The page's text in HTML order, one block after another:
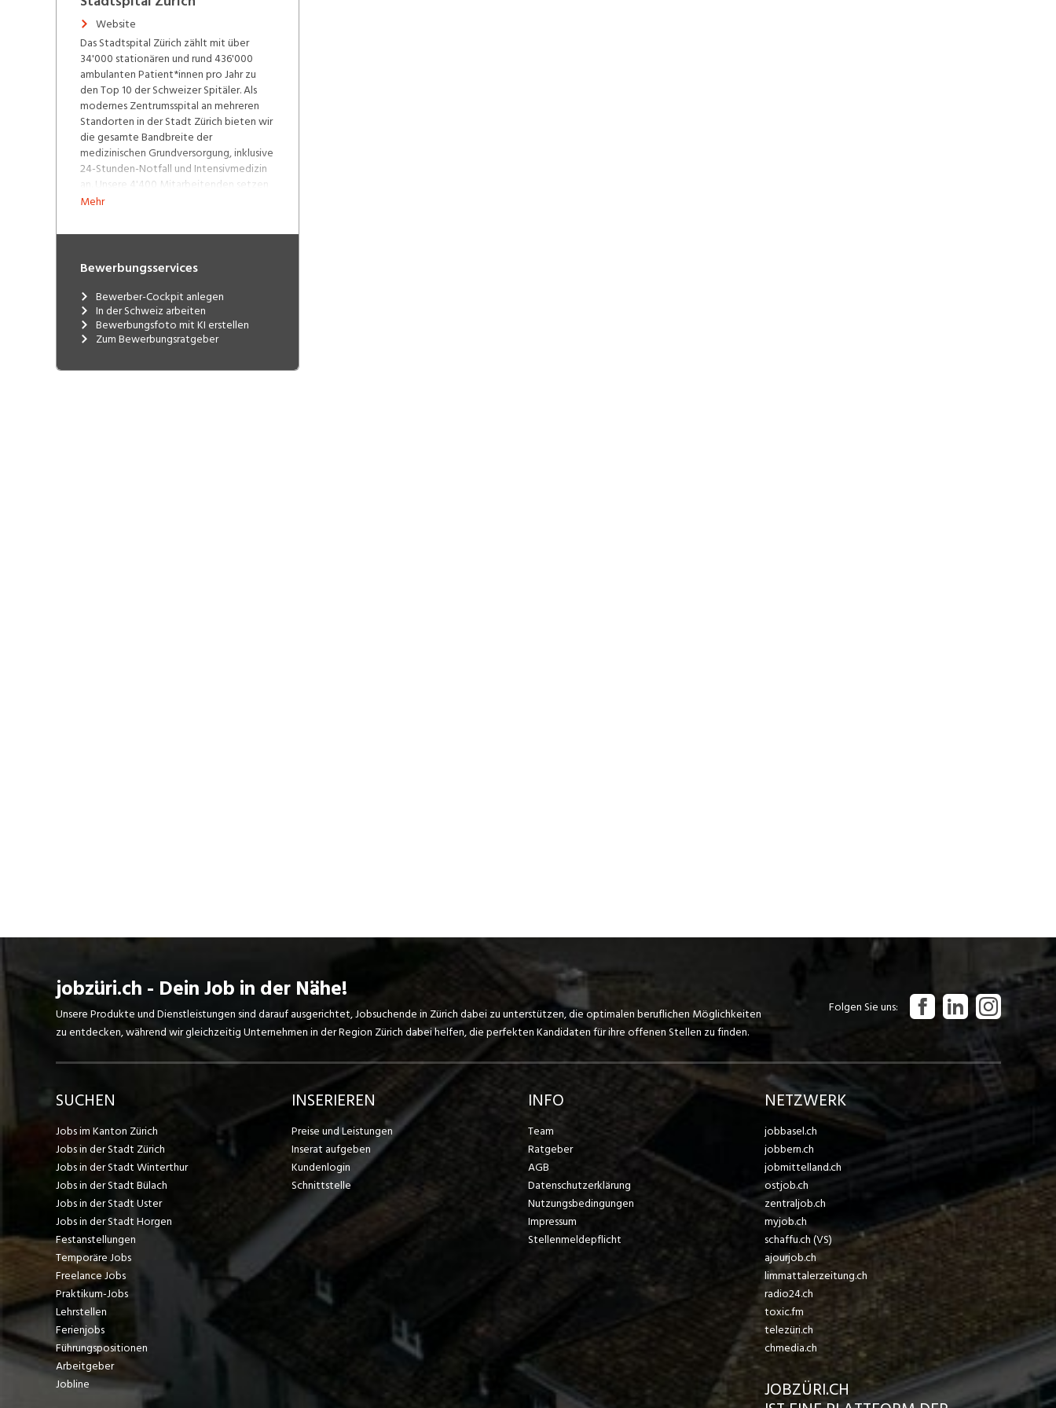
Website
Das Stadtspital Zürich zählt mit über
34'000 stationären und rund 436'000
ambulanten Patient*innen pro Jahr zu
den Top 10 der Schweizer Spitäler. Als
modernes Zentrumsspital an mehreren
Standorten in der Stadt Zürich bieten wir
die gesamte Bandbreite der
medizinischen Grundversorgung, inklusive
24-Stunden-Notfall und Intensivmedizin
an. Unsere 4'400 Mitarbeitenden setzen
sich täglich mit viel Engagement und
Patientenversorgung ein.
Mehr
Bewerbungsservices
Bewerber-Cockpit anlegen
In der Schweiz arbeiten
Bewerbungsfoto mit KI erstellen
Zum Bewerbungsratgeber
jobzüri.ch - Dein Job in der Nähe!
Unsere Produkte und Dienstleistungen sind darauf ausgerichtet, Jobsuchende in Zürich dabei zu unterstützen, die optimalen beruflichen Möglichkeiten
zu entdecken, während wir gleichzeitig Unternehmen in der Region Zürich dabei helfen, die perfekten Kandidaten für ihre offenen Stellen zu finden.
Folgen Sie uns
SUCHEN
Jobs im Kanton Zürich
Jobs in der Stadt Zürich
Jobs in der Stadt Winterthur
Jobs in der Stadt Bülach
Jobs in der Stadt Uster
Jobs in der Stadt Horgen
Festanstellungen
Temporäre Jobs
Freelance Jobs
Praktikum-Jobs
Lehrstellen
Ferienjobs
Führungspositionen
Arbeitgeber
Jobline
INSERIEREN
Preise und Leistungen
Inserat aufgeben
Kundenlogin
Schnittstelle
INFO
Team
Ratgeber
AGB
Datenschutzerklärung
Nutzungsbedingungen
Impressum
Stellenmeldepflicht
NETZWERK
jobbasel.ch
jobbern.ch
jobmittelland.ch
ostjob.ch
zentraljob.ch
myjob.ch
schaffu.ch (VS)
ajourjob.ch
limmattalerzeitung.ch
radio24.ch
toxic.fm
telezüri.ch
chmedia.ch
JOBZÜRI.CH